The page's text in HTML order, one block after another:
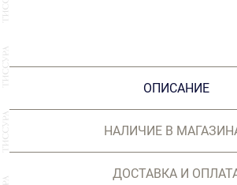
ОПИСАНИЕ
НАЛИЧИЕ В
ДОСТАВКА И